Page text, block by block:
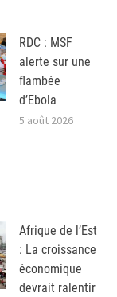
RDC : MSF
alerte sur une
flambée
d’Ebola
5 août 2026
Afrique de l’Est
: La croissance
économique
devrait ralentir